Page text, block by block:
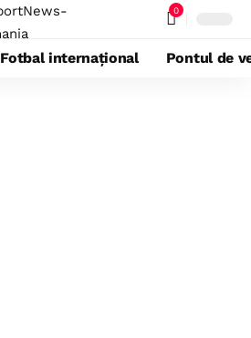
0
Fotbal internațional Pontul de